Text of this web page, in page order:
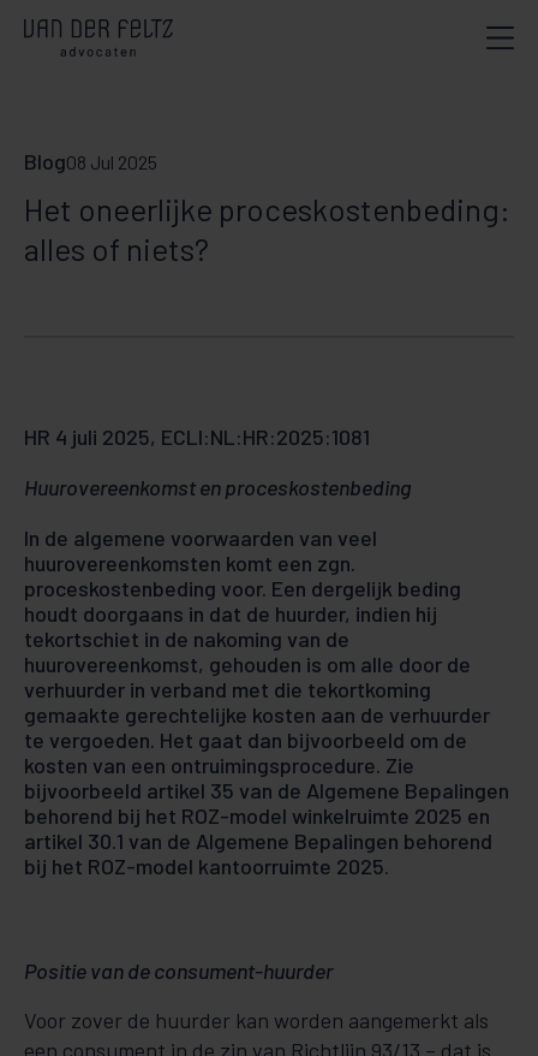
Blog08 Jul 2025
Het oneerlijke proceskostenbeding:
alles of niets?
HR 4 juli 2025, ECLI:NL:HR:2025:1081
Huurovereenkomst en proceskostenbeding
In de algemene voorwaarden van veel
huurovereenkomsten komt een zgn.
proceskostenbeding voor. Een dergelijk beding
houdt doorgaans in dat de huurder, indien hij
tekortschiet in de nakoming van de
huurovereenkomst, gehouden is om alle door de
verhuurder in verband met die tekortkoming
gemaakte gerechtelijke kosten aan de verhuurder
te vergoeden. Het gaat dan bijvoorbeeld om de
kosten van een ontruimingsprocedure. Zie
bijvoorbeeld artikel 35 van de Algemene Bepalingen
behorend bij het ROZ-model winkelruimte 2025 en
artikel 30.1 van de Algemene Bepalingen behorend
bij het ROZ-model kantoorruimte 2025.
Positie van de consument-huurder
Voor zover de huurder kan worden aangemerkt als
een consument in de zin van Richtlijn 93/13 – dat is